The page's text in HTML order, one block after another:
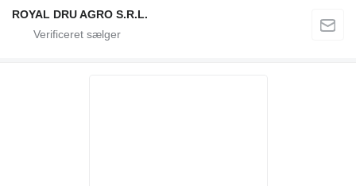
ROYAL DRU AGRO S.R.L.